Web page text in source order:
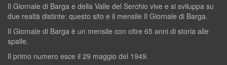
Il Giornale di Barga e della Valle del Serchio vive e si sviluppa su
due realtà distinte: questo sito e il mensile Il Giornale di Barga.
Il Giornale di Barga è un mensile con oltre 65 anni di storia alle
spalle.
Il primo numero esce il 29 maggio del 1949.